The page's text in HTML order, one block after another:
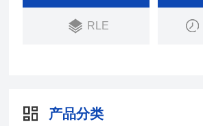
RLE
产品分类